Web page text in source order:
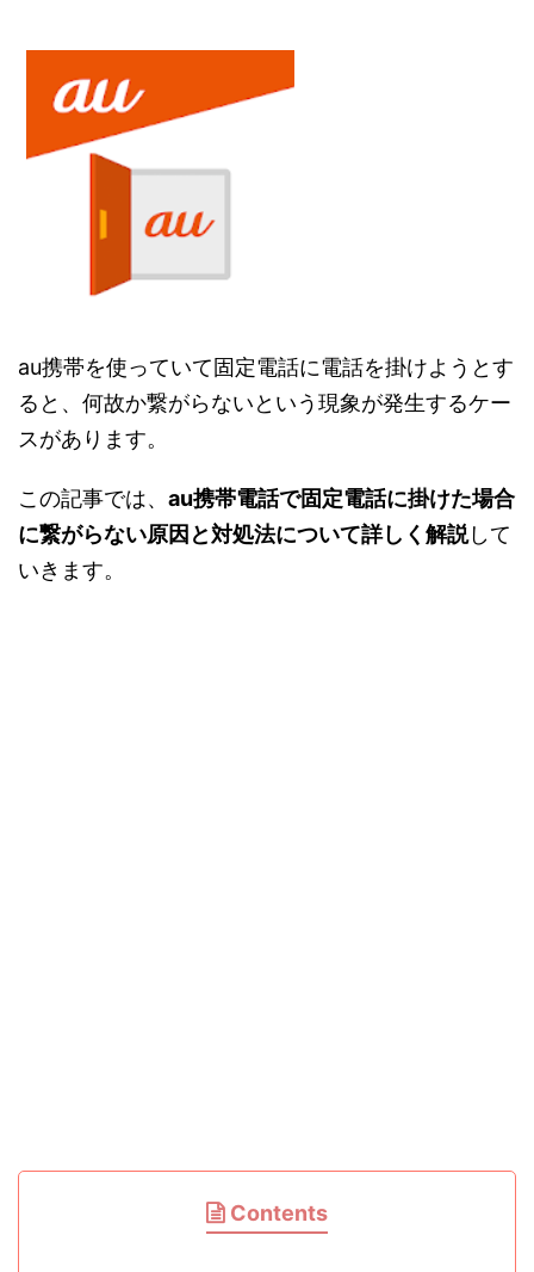
au携帯を使っていて固定電話に電話を掛けようとす
ると、何故か繋がらないという現象が発生するケー
スがあります。
この記事では、 au携帯電話で固定電話に掛けた場合
に繋がらない原因と対処法について詳しく解説して
いきます。
Contents